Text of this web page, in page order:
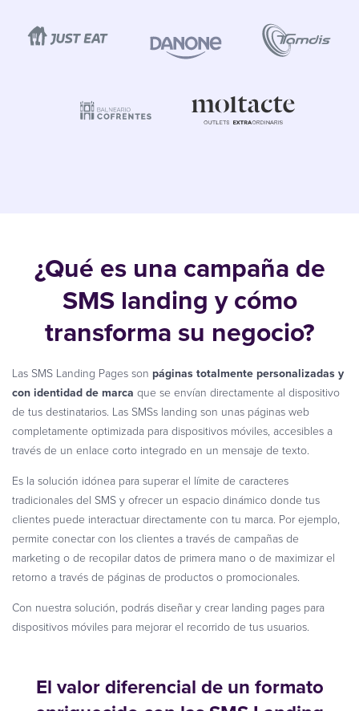
¿Qué es una campaña de
SMS landing y cómo
transforma su negocio?
Las SMS Landing Pages son páginas totalmente personalizadas y
con identidad de marca que se envían directamente al dispositivo
de tus destinatarios. Las SMSs landing son unas páginas web
completamente optimizada para dispositivos móviles, accesibles a
través de un enlace corto integrado en un mensaje de texto.
Es la solución idónea para superar el límite de caracteres
tradicionales del SMS y ofrecer un espacio dinámico donde tus
clientes puede interactuar directamente con tu marca. Por ejemplo,
permite conectar con los clientes a través de campañas de
marketing o de recopilar datos de primera mano o de maximizar el
retorno a través de páginas de productos o promocionales.
Con nuestra solución, podrás diseñar y crear landing pages para
dispositivos móviles para mejorar el recorrido de tus usuarios.
El valor diferencial de un formato